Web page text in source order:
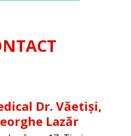
Dr. Văetiși,
Lazăr